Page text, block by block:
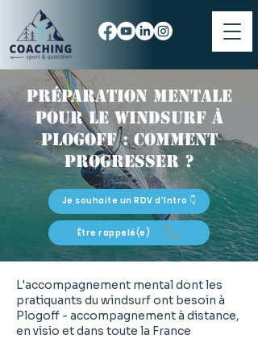
Préparation mentale
pour le windsurf à
Plogoff : comment
progresser ?
Je souhaite un RDV d'Intro 👇
Être rappelé(e)
L'accompagnement mental dont les
pratiquants du windsurf ont besoin à
Plogoff - accompagnement à distance,
en visio et dans toute la France